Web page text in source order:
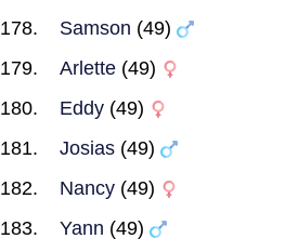
Samson (49)
Arlette (49)
Eddy (49)
Josias (49)
Nancy (49)
Yann (49)